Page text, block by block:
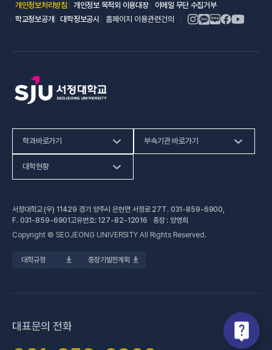
개인정보처리방침(새 창 열림)
개인정보 목적외 이용대장(새 창 열림)
이메일 무단 수집거부(새 창 열림)
학교정보공개(새 창 열림)
대학정보공시(새 창 열림)
홈페이지 이용관련건의
학과바로가기
인문사회계열
공학계열
전문기술석사
부속기관 바로가기
건강증진센터(새 창 열림)
교육혁신지원센터(새 창 열림)
(새 창 열림)
대학현황
대학정보공시(새 창 열림)
업무추진비 사용내역
법정위원회 회의록
대학규정 중장기발전계획
서정대학교 (우) 11429 경기 양주시 은현면 서정로 27T. 031-859-6900
F. 031-859-6901고유번호: 127-82-12016 총장 : 양영희
Copyright © SEOJEONG UNIVERSITY All Rights Reserved.
대표문의 전화